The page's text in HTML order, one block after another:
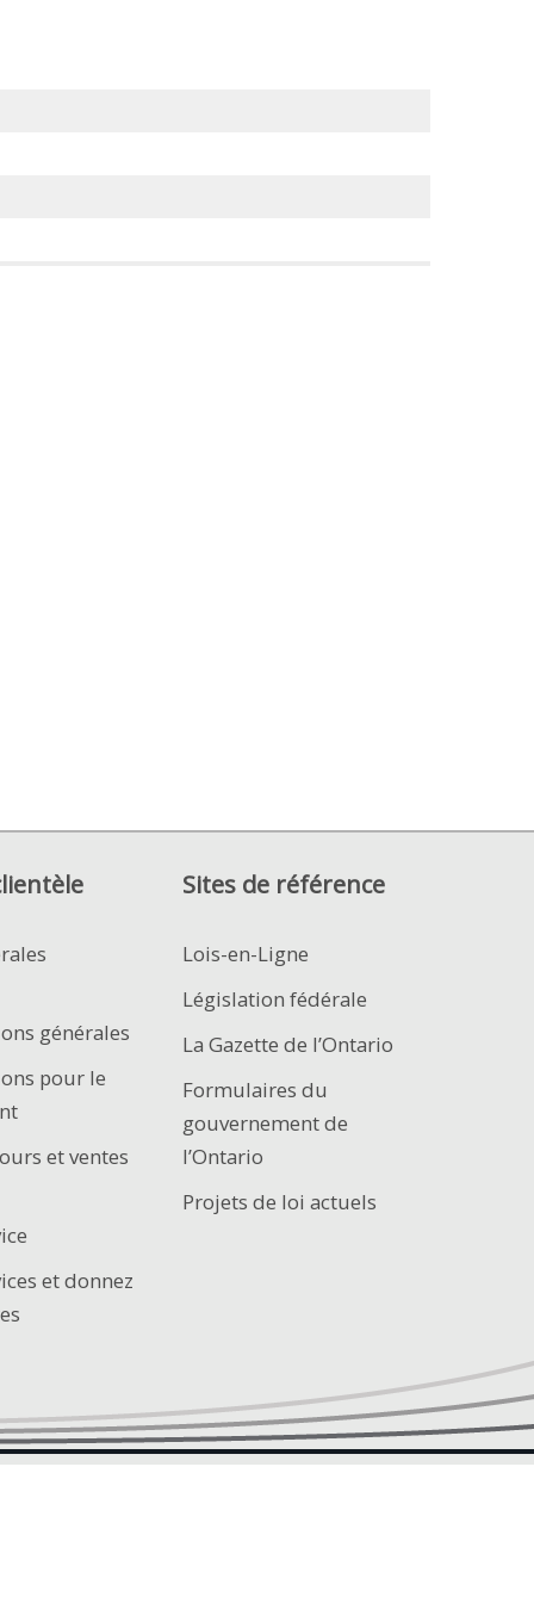
générales
pour le
et ventes
et donnez
Sites de référence
Lois-en-Ligne
Législation fédérale
La Gazette de l’Ontario
Formulaires du
gouvernement de
l’Ontario
Projets de loi actuels